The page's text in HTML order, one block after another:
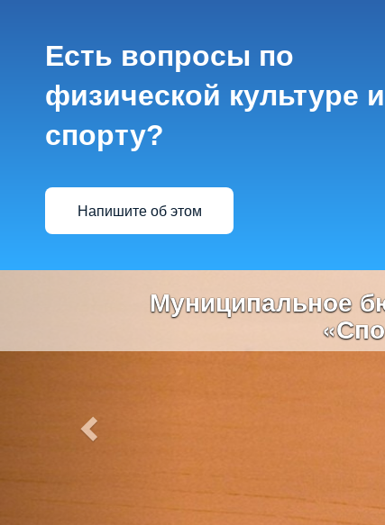
Есть вопросы по
физической культуре и
спорту?
Напишите об этом
Муниципальное